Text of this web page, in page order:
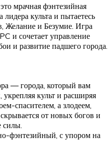
мрачная фэнтезийная
культа и пытаетесь
Желание и Безумие. Игра
и сочетает управление
и развитие падшего города.
— города, который вам
укрепляя культ и расширяя
спасителем, а злодеем,
от новых богов и
силы.
фэнтезийный, с упором на